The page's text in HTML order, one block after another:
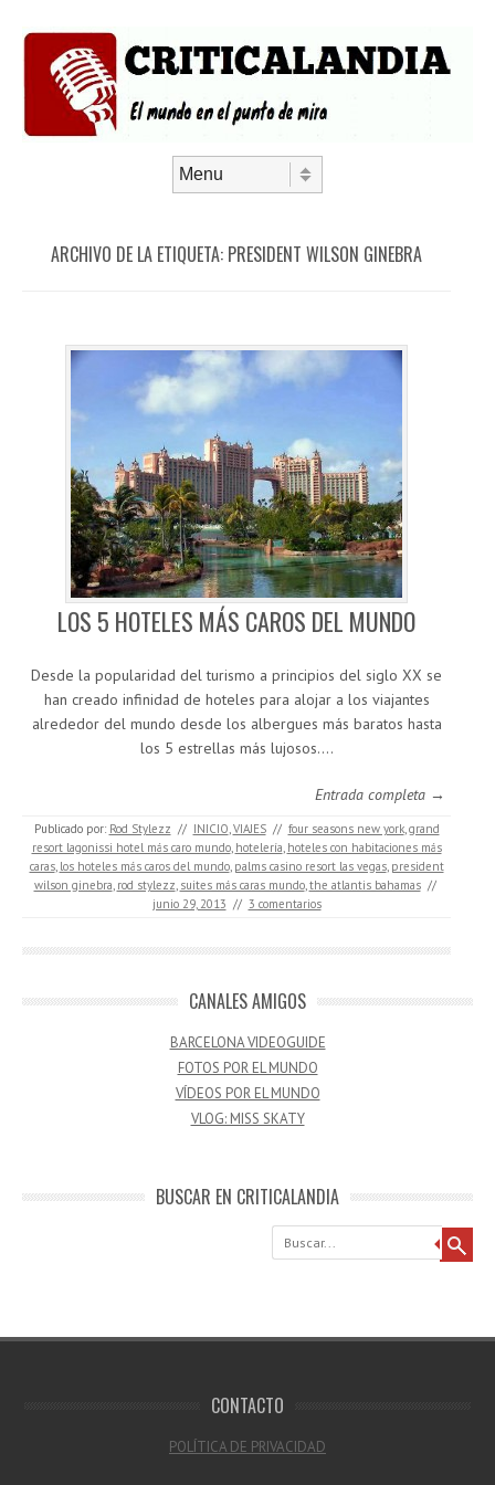
ARCHIVO DE LA ETIQUETA: PRESIDENT WILSON GINEBRA
LOS 5 HOTELES MÁS CAROS DEL MUNDO
Desde la popularidad del turismo a principios del siglo XX se
han creado infinidad de hoteles para alojar a los viajantes
alrededor del mundo desde los albergues más baratos hasta
los 5 estrellas más lujosos.…
Entrada completa →
Publicado por: Rod Stylezz // INICIO,VIAJES // four seasons new york,grand
resort lagonissi hotel más caro mundo, hotelería, hoteles con habitaciones más
caras, los hoteles más caros del mundo, palms casino resort las vegas, president
wilson ginebra, rod stylezz, suites más caras mundo,the atlantis bahamas //
junio 29, 2013 // 3 comentarios
CANALES AMIGOS
BARCELONA VIDEOGUIDE
FOTOS POR EL MUNDO
VÍDEOS POR EL MUNDO
VLOG: MISS SKATY
BUSCAR EN CRITICALANDIA
Buscar
CONTACTO
POLÍTICA DE PRIVACIDAD